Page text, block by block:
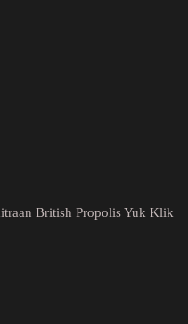
British Propolis Yuk Klik